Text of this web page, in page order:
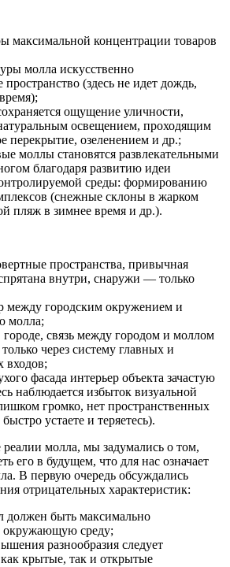
максимальной концентрации товаров
молла искусственно
пространство (здесь не идет дождь,
ощущение уличности,
освещением, проходящим
перекрытие, озеленением и др.;
моллы становятся развлекательными
благодаря развитию идеи
среды: формированию
(снежные склоны в жарком
пляж в зимнее время и др.).
пространства, привычная
внутри, снаружи — только
между городским окружением и
молла;
связь между городом и моллом
через систему главных и
входов;
фасада интерьер объекта зачастую
наблюдается избыток визуальной
громко, нет пространственных
устаете и теряетесь).
молла, мы задумались о том,
его в будущем, что для нас означает
В первую очередь обсуждались
отрицательных характеристик:
должен быть максимально
окружающую среду;
разнообразия следует
крытые, так и открытые